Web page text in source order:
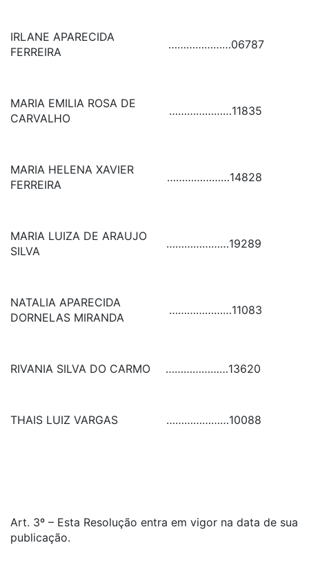
IRLANE APARECIDA
FERREIRA
…………………06787
MARIA EMILIA ROSA DE
CARVALHO
…………………11835
MARIA HELENA XAVIER
FERREIRA
…………………14828
MARIA LUIZA DE ARAUJO
SILVA
…………………19289
NATALIA APARECIDA
DORNELAS MIRANDA
…………………11083
RIVANIA SILVA DO CARMO …………………13620
THAIS LUIZ VARGAS …………………10088
Art. 3º – Esta Resolução entra em vigor na data de sua
publicação.